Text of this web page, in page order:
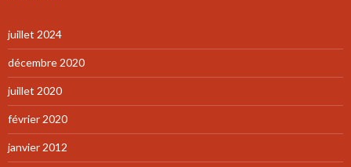
juillet 2024
décembre 2020
juillet 2020
février 2020
janvier 2012